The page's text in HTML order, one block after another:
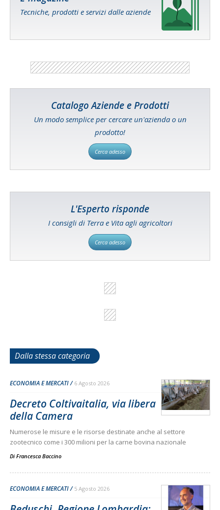
Tecniche, prodotti e servizi dalle aziende
Catalogo Aziende e Prodotti
Un modo semplice per cercare un'azienda o un
prodotto!
Cerca adesso
L'Esperto risponde
I consigli di Terra e Vita agli agricoltori
Cerca adesso
Dalla stessa categoria
ECONOMIA E MERCATI 6 Agosto 2026
Decreto Coltivaitalia, via libera
della Camera
Numerose le misure e le risorse destinate anche al settore
zootecnico come i 300 milioni per la carne bovina nazionale
Di Francesca Baccino
ECONOMIA E MERCATI 5 Agosto 2026